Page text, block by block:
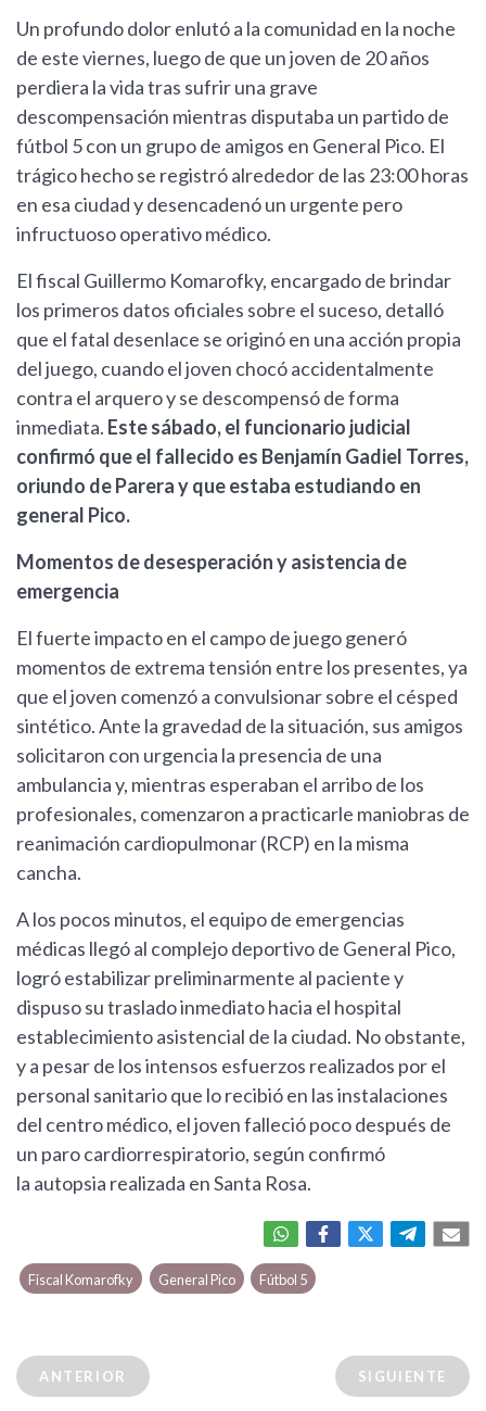
Un profundo dolor enlutó a la comunidad en la noche
de este viernes, luego de que un joven de 20 años
perdiera la vida tras sufrir una grave
descompensación mientras disputaba un partido de
fútbol 5 con un grupo de amigos en General Pico. El
trágico hecho se registró alrededor de las 23:00 horas
en esa ciudad y desencadenó un urgente pero
infructuoso operativo médico.
El fiscal Guillermo Komarofky, encargado de brindar
los primeros datos oficiales sobre el suceso, detalló
que el fatal desenlace se originó en una acción propia
del juego, cuando el joven chocó accidentalmente
contra el arquero y se descompensó de forma
inmediata. Este sábado, el funcionario judicial
confirmó que el fallecido es Benjamín Gadiel Torres,
oriundo de Parera y que estaba estudiando en
general Pico.
Momentos de desesperación y asistencia de
emergencia
El fuerte impacto en el campo de juego generó
momentos de extrema tensión entre los presentes, ya
que el joven comenzó a convulsionar sobre el césped
sintético. Ante la gravedad de la situación, sus amigos
solicitaron con urgencia la presencia de una
ambulancia y, mientras esperaban el arribo de los
profesionales, comenzaron a practicarle maniobras de
reanimación cardiopulmonar (RCP) en la misma
cancha.
A los pocos minutos, el equipo de emergencias
médicas llegó al complejo deportivo de General Pico,
logró estabilizar preliminarmente al paciente y
dispuso su traslado inmediato hacia el hospital
establecimiento asistencial de la ciudad. No obstante,
y a pesar de los intensos esfuerzos realizados por el
personal sanitario que lo recibió en las instalaciones
del centro médico, el joven falleció poco después de
un paro cardiorrespiratorio, según confirmó
la autopsia realizada en Santa Rosa.
Fiscal Komarofky General Pico Fútbol 5
ANTERIOR SIGUIENTE